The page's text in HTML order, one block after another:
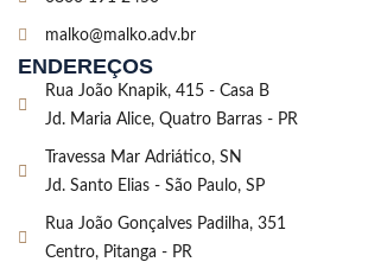
malko@malko.adv.br
ENDEREÇOS
Rua João Knapik, 415 - Casa B
Jd. Maria Alice, Quatro Barras - PR
Travessa Mar Adriático, SN
Jd. Santo Elias - São Paulo, SP
Rua João Gonçalves Padilha, 351
Centro, Pitanga - PR